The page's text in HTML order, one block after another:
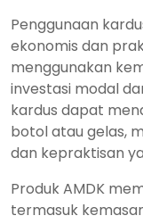
Penggunaan
ekonomis dan
menggunakan
investasi modal
kardus dapat
botol atau gelas,
dan kepraktisan
Produk AMDK
termasuk